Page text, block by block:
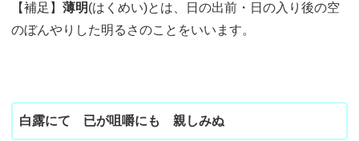
【補足】薄明(はくめい)とは、日の出前・日の入り後の空
のぼんやりした明るさのことをいいます。
白露にて 已が咀嚼にも 親しみぬ